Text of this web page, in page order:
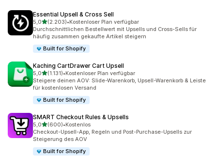
Essential Upsell & Cross Sell
5,0von 5 Sternen
(2.203)
2203 Rezensionen insgesamt
•Kostenloser Plan verfügbar
Durchschnittlichen Bestellwert mit Upsells und Cross-Sells für
häufig zusammen gekaufte Artikel steigern
Built for Shopify
Kaching CartDrawer Cart Upsell
5,0von 5 Sternen
(1.131)
1131 Rezensionen insgesamt
•Kostenloser Plan verfügbar
Steigere deinen AOV: Slide-Warenkorb, Upsell-Warenkorb & Leiste
für kostenlosen Versand
Built for Shopify
SMART Checkout Rules & Upsells
5,0von 5 Sternen
(600)
600 Rezensionen insgesamt
•Kostenlos
Checkout-Upsell-App, Regeln und Post-Purchase-Upsells zur
Steigerung des AOV
Built for Shopify